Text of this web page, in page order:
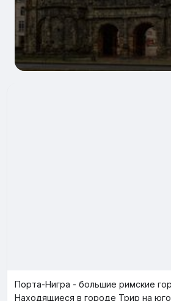
Порта-Нигра - большие римские
Находящиеся в городе Трир на